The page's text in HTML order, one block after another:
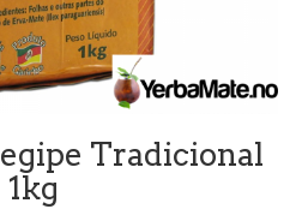
Tradicional
1kg